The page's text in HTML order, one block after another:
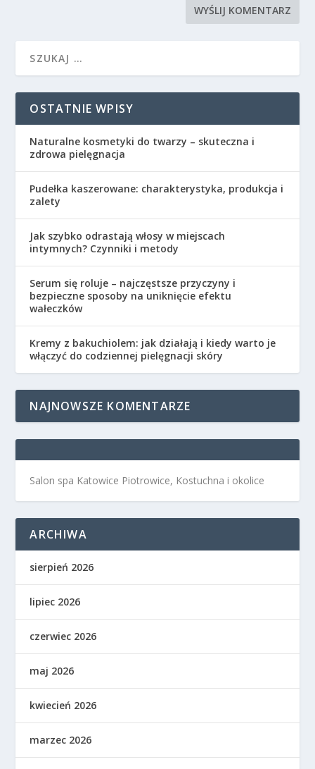
OSTATNIE WPISY
Naturalne kosmetyki do twarzy – skuteczna i
zdrowa pielęgnacja
Pudełka kaszerowane: charakterystyka, produkcja i
zalety
Jak szybko odrastają włosy w miejscach
intymnych? Czynniki i metody
Serum się roluje – najczęstsze przyczyny i
bezpieczne sposoby na uniknięcie efektu
wałeczków
Kremy z bakuchiolem: jak działają i kiedy warto je
włączyć do codziennej pielęgnacji skóry
NAJNOWSZE KOMENTARZE
Salon spa Katowice Piotrowice, Kostuchna i okolice
ARCHIWA
sierpień 2026
lipiec 2026
czerwiec 2026
maj 2026
kwiecień 2026
marzec 2026